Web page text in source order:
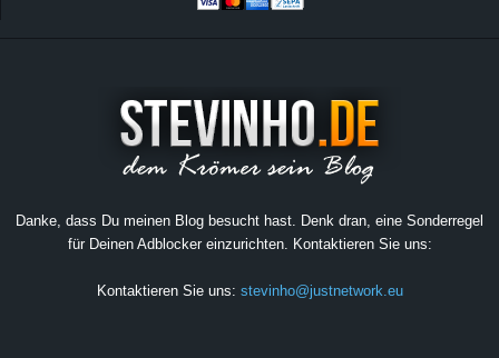
Danke, dass Du meinen Blog besucht hast. Denk dran, eine Sonderregel
für Deinen Adblocker einzurichten. Kontaktieren Sie uns:
Kontaktieren Sie uns: stevinho@justnetwork.eu